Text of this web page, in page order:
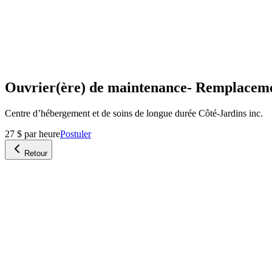
Ouvrier(ère) de maintenance-
Centre d’hébergement et de soins de longue durée Côté-Jardins inc.
27 $ par heurePostuler
Retour